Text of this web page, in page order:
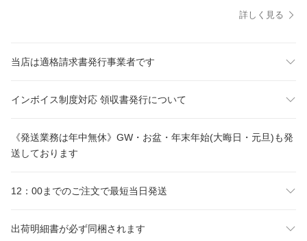
詳しく見る
当店は適格請求書発行事業者です
インボイス制度対応 領収書発行について
《発送業務は年中無休》GW・お盆・年末年始(大晦日・元旦)も発
送しております
12：00までのご注文で最短当日発送
出荷明細書が必ず同梱されます